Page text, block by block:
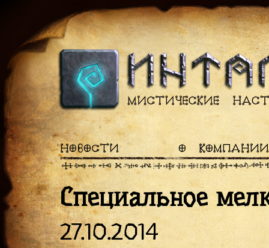
НОВОСТИ О КОМПАНИИ
Специальное
27.10.2014